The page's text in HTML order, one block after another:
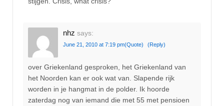
nhz says:
June 21, 2010 at 7:19 pm(Quote) (Reply)
over Griekenland gesproken, het Griekenland van
het Noorden kan er ook wat van. Slapende rijk
worden in je hangmat in de polder. Ik hoorde
zaterdag nog van iemand die met 55 met pensioen